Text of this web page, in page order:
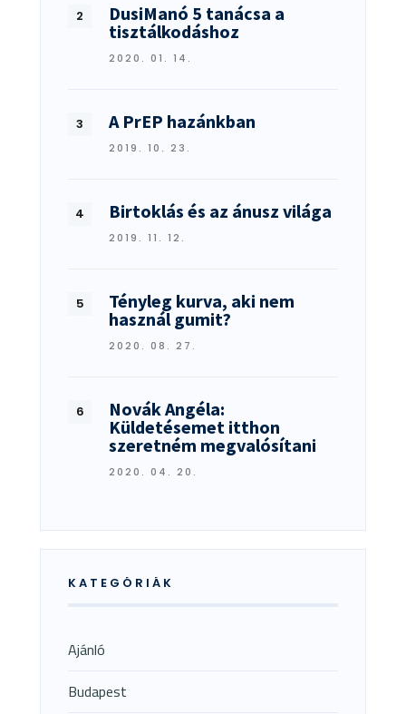
DusiManó 5 tanácsa a
tisztálkodáshoz
2020. 01. 14.
A PrEP hazánkban
2019. 10. 23.
Birtoklás és az ánusz világa
2019. 11. 12.
Tényleg kurva, aki nem
használ gumit?
2020. 08. 27.
Novák Angéla:
Küldetésemet itthon
szeretném megvalósítani
2020. 04. 20.
KATEGÓRIÁK
Ajánló
Budapest